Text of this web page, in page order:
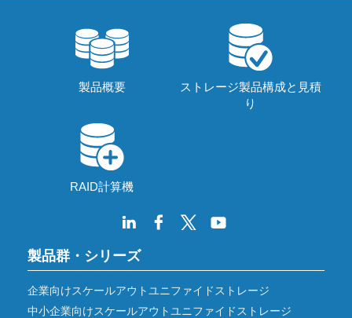
製品概要
ストレージ製品構成と見積
り
RAID計算機
製品群・シリーズ
企業向けスケールアウトユニファイドストレージ
中小企業向けスケールアウトユニファイドストレージ